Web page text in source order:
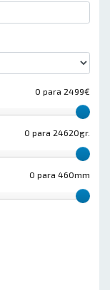
0 para 2499€
0 para 24620gr.
0 para 460mm